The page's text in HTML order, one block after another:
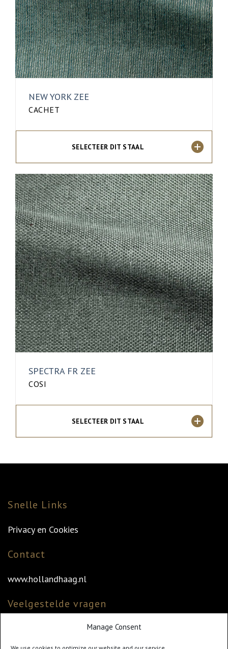
Manage Consent
NEW YORK ZEE
CACHET
SELECTEER DIT STAAL
SPECTRA FR ZEE
COSI
SELECTEER DIT STAAL
Snelle Links
Privacy en Cookies
Contact
www.hollandhaag.nl
Veelgestelde vragen
Veelgestelde vragen